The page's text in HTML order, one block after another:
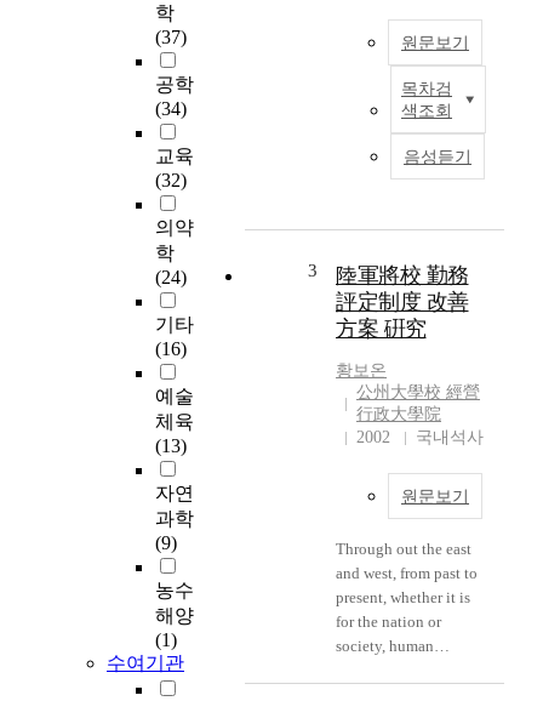
학
(37)
공학
(34)
교육
(32)
의약
학
(24)
기타
(16)
예술
체육
(13)
자연
과학
(9)
농수
해양
(1)
수여기관
i
원문보기
목차검
색조회
음성듣기
3
陸軍將校 勤務
評定制度 改善
方案 硏究
황보온
公州大學校 經營
行政大學院
2002
국내석사
원문보기
Through out the east
and west, from past to
present, whether it is
for the nation or
society, human